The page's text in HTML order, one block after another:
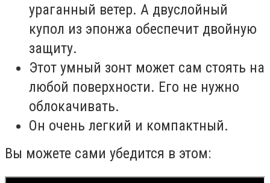
ураганный ветер. А двуслойный
купол из эпонжа обеспечит двойную
защиту.
Этот умный зонт может сам стоять на
любой поверхности. Его не нужно
облокачивать.
Он очень легкий и компактный.
Вы можете сами убедится в этом: